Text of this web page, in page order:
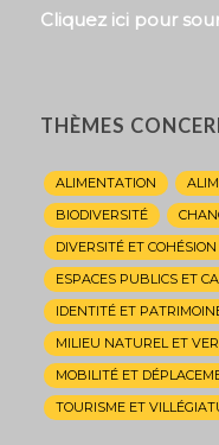
Cliquez ici pour
THÈMES
ALIMENTATION
BIODIVERSITÉ
DIVERSITÉ ET COHÉSION
ESPACES PUBLICS ET
IDENTITÉ ET
MILIEU NATUREL ET
MOBILITÉ ET
TOURISME ET